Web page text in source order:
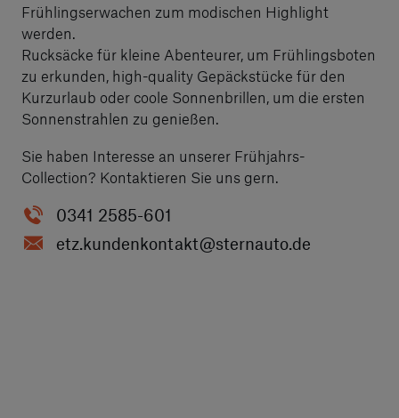
Frühlingserwachen zum modischen Highlight
werden.
Rucksäcke für kleine Abenteurer, um Frühlingsboten
zu erkunden, high-quality Gepäckstücke für den
Kurzurlaub oder coole Sonnenbrillen, um die ersten
Sonnenstrahlen zu genießen.
Sie haben Interesse an unserer Frühjahrs-
Collection? Kontaktieren Sie uns gern.
0341 2585-601
etz.kundenkontakt@sternauto.de